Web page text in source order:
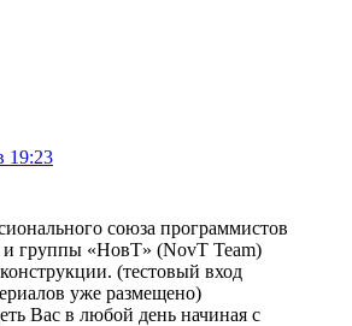
19:23
союза программистов
группы «НовТ» (NovT Team)
(тестовый вход
уже размещено)
Вас в любой день начиная с